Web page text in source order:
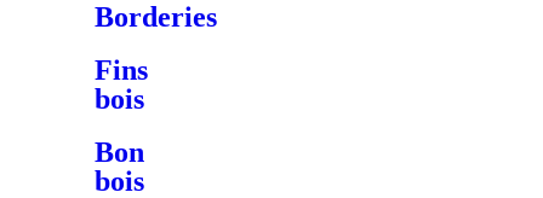
Borderies
Fins
bois
Bon
bois